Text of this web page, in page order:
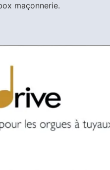
maçonnerie.